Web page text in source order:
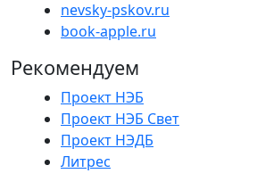
nevsky-pskov.ru
book-apple.ru
Рекомендуем
Проект НЭБ
Проект НЭБ Свет
Проект НЭДБ
Литрес